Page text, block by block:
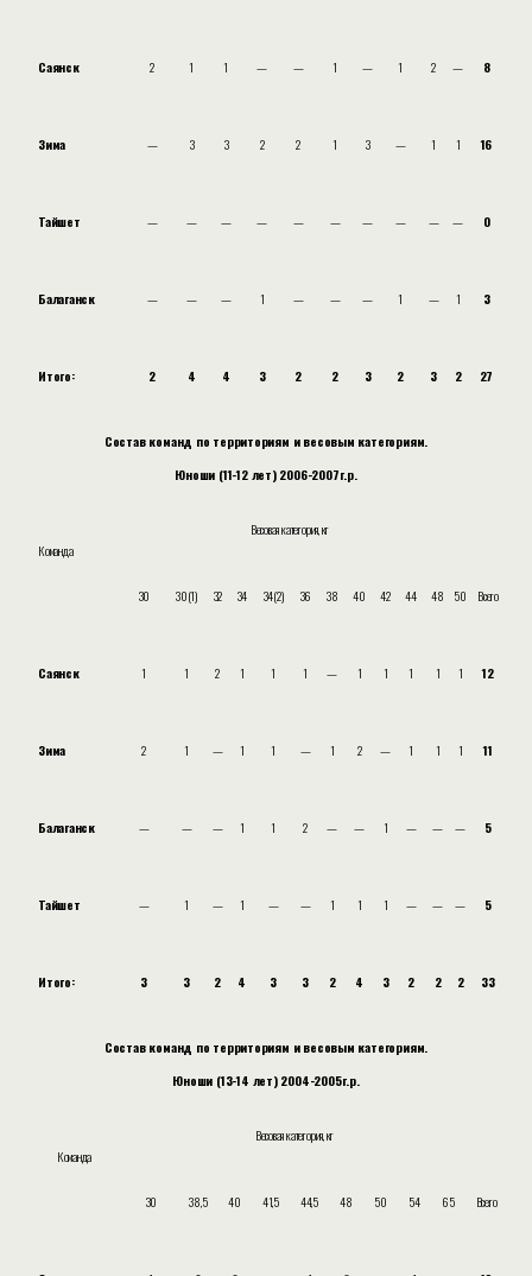
Саянск 2 1 1 — — 1 — 1 2 — 8
Зима — 3 3 2 2 1 3 — 1 1 16
Тайшет — — — — — — — — — — 0
Балаганск — — — 1 — — — 1 — 1 3
Итого: 2 4 4 3 2 2 3 2 3 2 27
Состав команд по территориям и весовым категориям.
Юноши (11-12 лет) 2006-2007г.р.
Команда
Весовая категория, кг
30 30(1) 32 34 34(2) 36 38 40 42 44 48 50 Всего
Саянск 1 1 2 1 1 1 — 1 1 1 1 1 12
Зима 2 1 — 1 1 — 1 2 — 1 1 1 11
Балаганск — — — 1 1 2 — — 1 — — — 5
Тайшет — 1 — 1 — — 1 1 1 — — — 5
Итого: 3 3 2 4 3 3 2 4 3 2 2 2 33
Состав команд по территориям и весовым категориям.
Юноши (13-14 лет) 2004-2005г.р.
Команда
Весовая категория, кг
30 38,5 40 41,5 44,5 48 50 54 65 Всего